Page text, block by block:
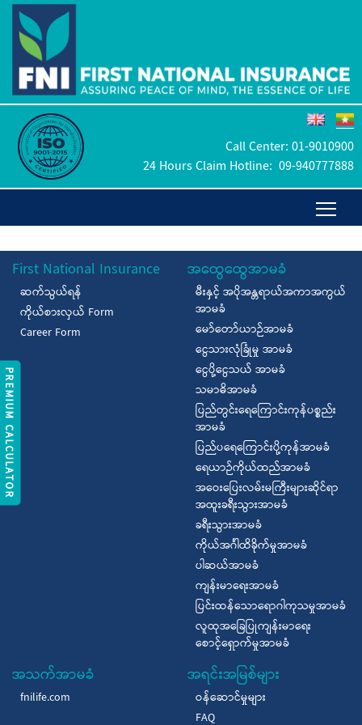
Call Center:01-9010900
24 Hours Claim Hotline: 09-940777888
First National Insurance
ဆက်သွယ်ရန်
ကိုယ်စားလှယ် Form
Career Form
အထွေထွေအာမခံ
မီးနှင့် အပိုအန္တရာယ်အကာအကွယ်
အာမခံ
မော်တော်ယာဉ်အာမခံ
ငွေသားလုံခြုံမှု အာမခံ
ငွေပို့ငွေသယ် အာမခံ
သမာဓိအာမခံ
ပြည်တွင်းရေကြောင်းကုန်ပစ္စည်း
အာမခံ
ပြည်ပရေကြောင်းပို့ကုန်အာမခံ
ရေယာဉ်ကိုယ်ထည်အာမခံ
အဝေးပြေးလမ်းမကြီးများဆိုင်ရာ
အထူးခရီးသွားအာမခံ
ခရီးသွားအာမခံ
ကိုယ်အင်္ဂါထိခိုက်မှုအာမခံ
ပါဆယ်အာမခံ
ကျန်းမာရေးအာမခံ
ပြင်းထန်သောရောဂါကုသမှုအာမခံ
လူထုအခြေပြုကျန်းမာရေး
စောင့်ရှောက်မှုအာမခံ
အသက်အာမခံ
fnilife.com
အရင်းအမြစ်များ
ဝန်ဆောင်မှုများ
FAQ